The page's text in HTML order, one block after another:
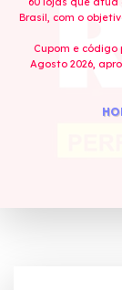
Brasil, com o
Cupom e código
Agosto 2026,